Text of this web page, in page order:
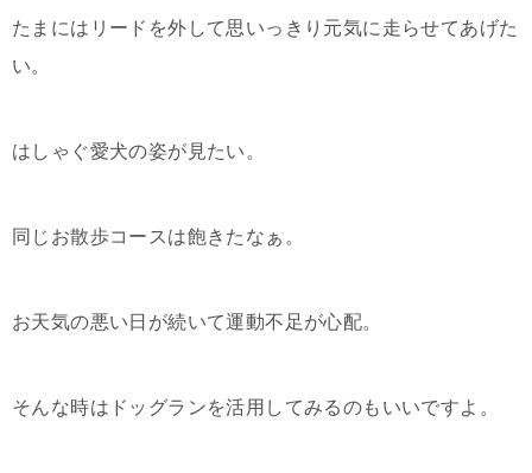
たまにはリードを外して思いっきり元気に走らせてあげた
い。
はしゃぐ愛犬の姿が見たい。
同じお散歩コースは飽きたなぁ。
お天気の悪い日が続いて運動不足が心配。
そんな時はドッグランを活用してみるのもいいですよ。